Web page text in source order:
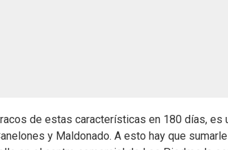
de estas características en 180 días,
y Maldonado. A esto hay que